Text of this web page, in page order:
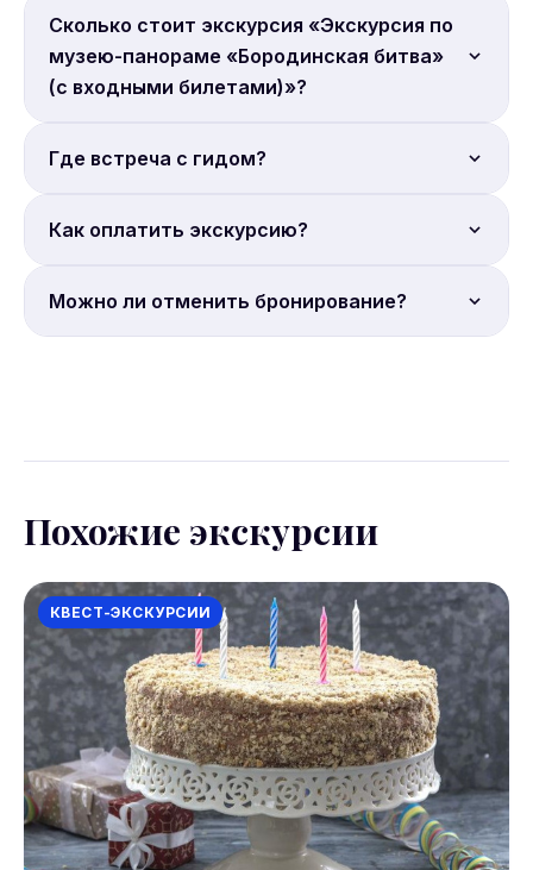
Продолжительность: 1.25 часа.
Сколько стоит экскурсия «Экскурсия по
музею-панораме «Бородинская битва»
(с входными билетами)»?
Цена от 3 600 руб. с человека. Бронируйте онлайн.
Где встреча с гидом?
Место встречи: Кутузовский проспект, 38с1.
Как оплатить экскурсию?
Полная онлайн-оплата. Бронирование на сайте
Можно ли отменить бронирование?
Похожие экскурсии
КВЕСТ-ЭКСКУРСИИ